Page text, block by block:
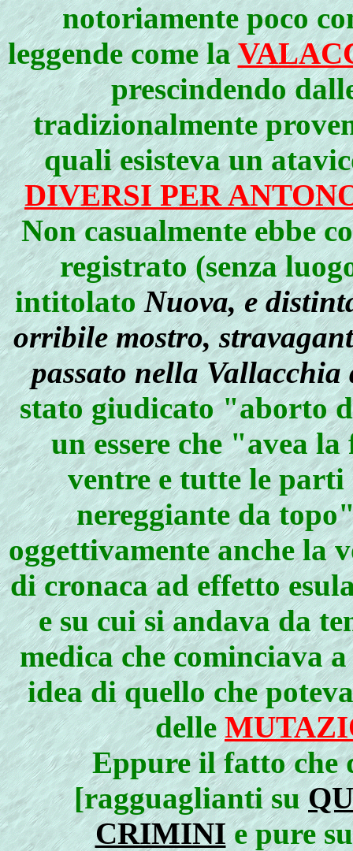
notoriamente poco
leggende come la
prescindendo
tradizionalmente
quali esisteva un
DIVERSI PER
Non casualmente ebbe
registrato (senza
intitolatoNuova, e
orribile mostro,
passato nella
stato giudicato "aborto
un essere che "avea
ventre e tutte le
nereggiante da
oggettivamente anche la
di cronaca ad effetto
e su cui si andava da
medica che cominciava
idea di quello che
delle
Eppure il fatto che
[ragguaglianti su
CRIMINIe pure